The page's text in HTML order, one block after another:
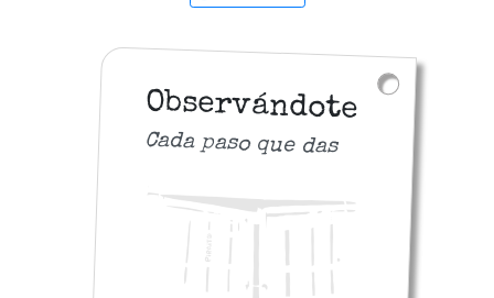
Observándote
Cada paso que das